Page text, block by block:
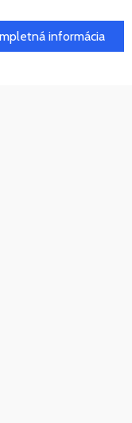
informácia